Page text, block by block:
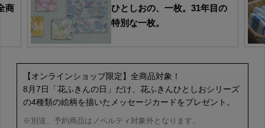
商
ひとしおの、一枚。31年目の
特別な一枚。
【オンラインショップ限定】全商品対象！
8月7日「花ふきんの日」だけ、花ふきんひとしおシリーズ
の4種類の絵柄を描いたメッセージカードをプレゼント。
※別送、予約商品はノベルティ対象外となります。